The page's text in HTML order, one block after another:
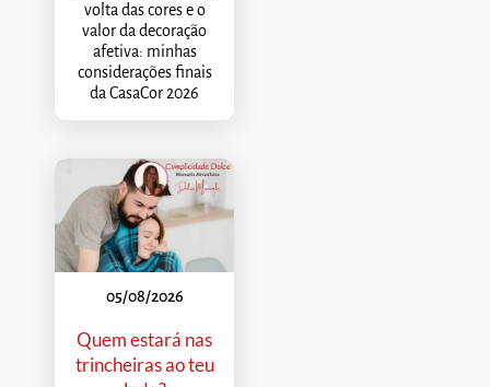
volta das cores e o
valor da decoração
afetiva: minhas
considerações finais
da CasaCor 2026
05/08/2026
Quem estará nas
trincheiras ao teu